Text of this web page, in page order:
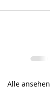
Alle ansehen